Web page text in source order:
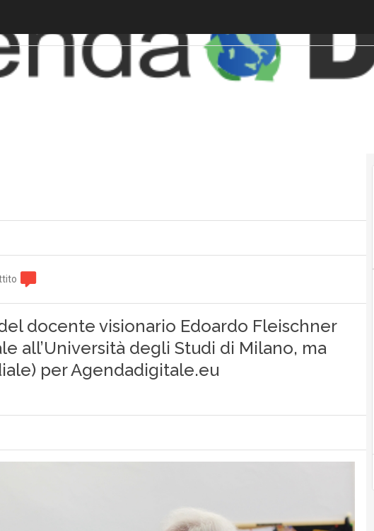
docente visionario Edoardo Fleischner
all’Università degli Studi di Milano, ma
per Agendadigitale.eu